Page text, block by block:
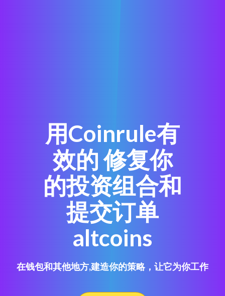
用Coinrule有
效的 修复你
的投资组合和
提交订单
altcoins
在钱包和其他地方,建造你的策略，让它为你工作